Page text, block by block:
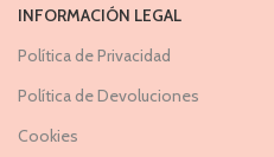
INFORMACIÓN LEGAL
Política de Privacidad
Política de Devoluciones
Cookies